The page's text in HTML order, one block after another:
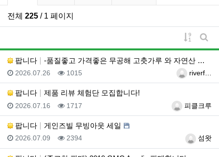
전체 225 / 1 페이지
게시물
게
팝니다
-품질좋고 가격좋은 무공해 고춧가루 와 자연산 생꿀-
등록자riverf…
등록일
2026.07.26 조회
1015
팝니다 제품 리뷰 체험단 모집합니다!
등록자피클크루
등록일
2026.07.16 조회
1717
팝니다 게인즈빌 무빙아웃 세일
등록자섬왓
등록일
2026.07.09 조회
2394